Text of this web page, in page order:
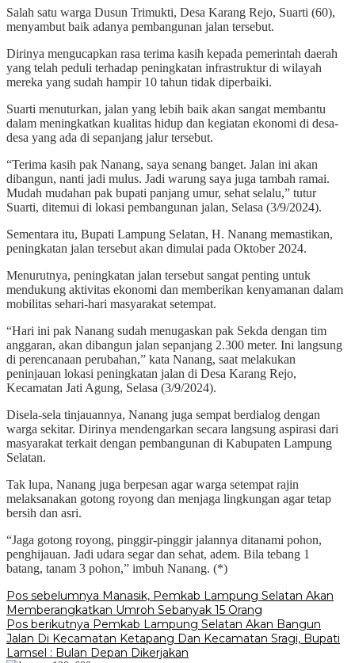
Salah satu warga Dusun Trimukti, Desa Karang Rejo, Suarti (60),
menyambut baik adanya pembangunan jalan tersebut.
Dirinya mengucapkan rasa terima kasih kepada pemerintah daerah
yang telah peduli terhadap peningkatan infrastruktur di wilayah
mereka yang sudah hampir 10 tahun tidak diperbaiki.
Suarti menuturkan, jalan yang lebih baik akan sangat membantu
dalam meningkatkan kualitas hidup dan kegiatan ekonomi di desa-
desa yang ada di sepanjang jalur tersebut.
“Terima kasih pak Nanang, saya senang banget. Jalan ini akan
dibangun, nanti jadi mulus. Jadi warung saya juga tambah ramai.
Mudah mudahan pak bupati panjang umur, sehat selalu,” tutur
Suarti, ditemui di lokasi pembangunan jalan, Selasa (3/9/2024).
Sementara itu, Bupati Lampung Selatan, H. Nanang memastikan,
peningkatan jalan tersebut akan dimulai pada Oktober 2024.
Menurutnya, peningkatan jalan tersebut sangat penting untuk
mendukung aktivitas ekonomi dan memberikan kenyamanan dalam
mobilitas sehari-hari masyarakat setempat.
“Hari ini pak Nanang sudah menugaskan pak Sekda dengan tim
anggaran, akan dibangun jalan sepanjang 2.300 meter. Ini langsung
di perencanaan perubahan,” kata Nanang, saat melakukan
peninjauan lokasi peningkatan jalan di Desa Karang Rejo,
Kecamatan Jati Agung, Selasa (3/9/2024).
Disela-sela tinjauannya, Nanang juga sempat berdialog dengan
warga sekitar. Dirinya mendengarkan secara langsung aspirasi dari
masyarakat terkait dengan pembangunan di Kabupaten Lampung
Selatan.
Tak lupa, Nanang juga berpesan agar warga setempat rajin
melaksanakan gotong royong dan menjaga lingkungan agar tetap
bersih dan asri.
“Jaga gotong royong, pinggir-pinggir jalannya ditanami pohon,
penghijauan. Jadi udara segar dan sehat, adem. Bila tebang 1
batang, tanam 3 pohon,” imbuh Nanang. (*)
Navigasi
pos
Pos sebelumnya Manasik, Pemkab Lampung Selatan Akan
Memberangkatkan Umroh Sebanyak 15 Orang
Pos berikutnya Pemkab Lampung Selatan Akan Bangun
Jalan Di Kecamatan Ketapang Dan Kecamatan Sragi, Bupati
Lamsel : Bulan Depan Dikerjakan